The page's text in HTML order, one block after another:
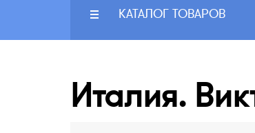
КАТАЛОГ ТОВАРОВ
Италия.